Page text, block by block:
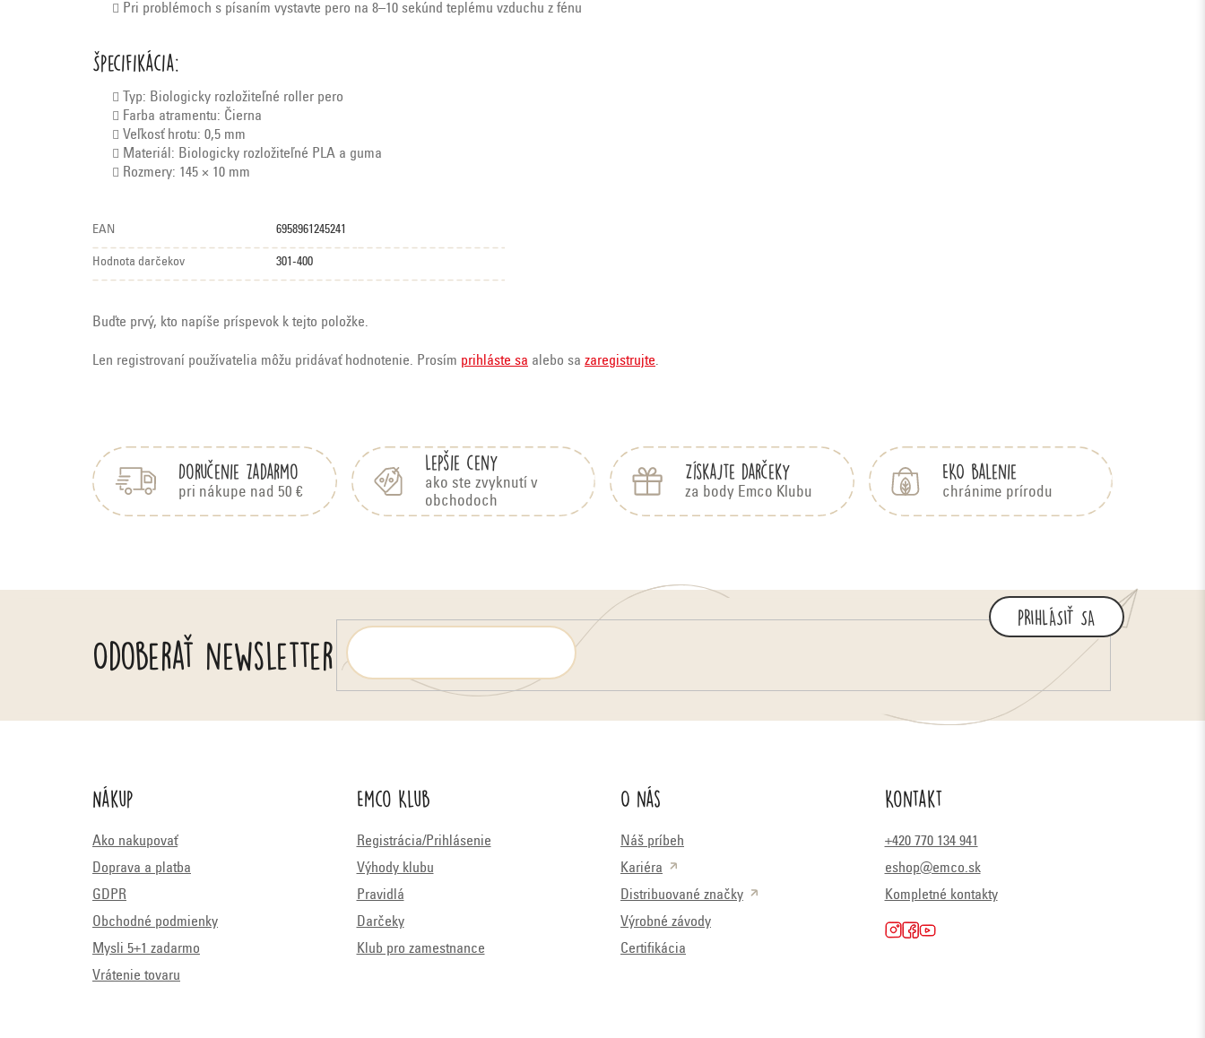
Pri problémoch s písaním vystavte pero na 8–10 sekúnd teplému vzduchu z fénu
Špecifikácia:
Typ: Biologicky rozložiteľné roller pero
Farba atramentu: Čierna
Veľkosť hrotu: 0,5 mm
Materiál: Biologicky rozložiteľné PLA a guma
Rozmery: 145 × 10 mm
EAN 6958961245241
Hodnota darčekov 301-400
Buďte prvý, kto napíše príspevok k tejto položke.
Len registrovaní používatelia môžu pridávať hodnotenie. Prosím prihláste sa alebo sa zaregistrujte.
Doručenie zadarmo
pri nákupe nad 50 €
Lepšie ceny
ako ste zvyknutí v
obchodoch
Získajte darčeky
za body Emco Klubu
EKO balenie
chránime prírodu
Odoberať newsletter
PRIHLÁSIŤ SA
Nákup
Ako nakupovať
Doprava a platba
GDPR
Obchodné podmienky
Mysli 5+1 zadarmo
Vrátenie tovaru
Emco Klub
Registrácia/Prihlásenie
Výhody klubu
Pravidlá
Darčeky
Klub pro zamestnance
O nás
Náš príbeh
Kariéra
Distribuované značky
Výrobné závody
Certifikácia
Kontakt
+420 770 134 941
eshop@emco.sk
Kompletné kontakty